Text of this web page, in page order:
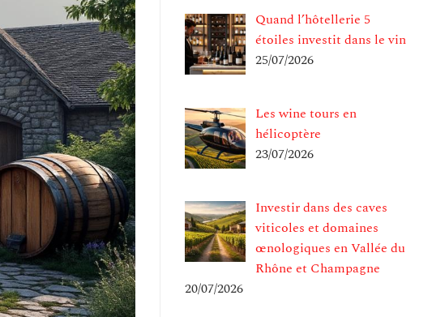
Quand l’hôtellerie 5
étoiles investit dans le vin
25/07/2026
Les wine tours en
hélicoptère
23/07/2026
Investir dans des caves
viticoles et domaines
œnologiques en Vallée du
Rhône et Champagne
20/07/2026